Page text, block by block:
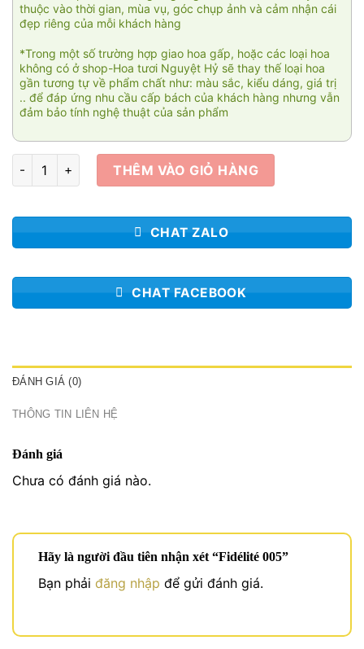
thuộc vào thời gian, mùa vụ, góc chụp ảnh và cảm nhận cái
đẹp riêng của mỗi khách hàng
*Trong một số trường hợp giao hoa gấp, hoặc các loại hoa
không có ở shop-Hoa tươi Nguyệt Hỷ sẽ thay thế loại hoa
gần tương tự về phẩm chất như: màu sắc, kiểu dáng, giá trị
.. để đáp ứng nhu cầu cấp bách của khách hàng nhưng vẫn
đảm bảo tính nghệ thuật của sản phẩm
Fidélité 005 số lượngTHÊM VÀO GIỎ HÀNG
CHAT ZALO
CHAT FACEBOOK
ĐÁNH GIÁ (0)
THÔNG TIN LIÊN HỆ
Đánh giá
Chưa có đánh giá nào.
Hãy là người đầu tiên nhận xét “Fidélité 005”
Bạn phải đăng nhập để gửi đánh giá.